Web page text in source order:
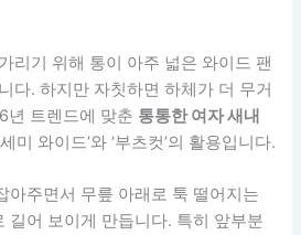
리기 위해 통이 아주 넓은 와이드 팬
다. 하지만 자칫하면 하체가 더 무거
년 트렌드에 맞춘 통통한 여자 새내
미 와이드’와 ‘부츠컷’의 활용입니다.
아주면서 무릎 아래로 툭 떨어지는
길어 보이게 만듭니다. 특히 앞부분